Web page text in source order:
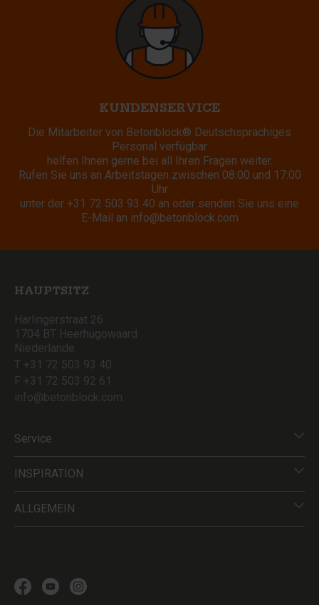
KUNDENSERVICE
Die Mitarbeiter von Betonblock® Deutschsprachiges
Personal verfügbar
helfen Ihnen gerne bei all Ihren Fragen weiter.
Rufen Sie uns an Arbeitstagen zwischen 08:00 und 17:00
Uhr
unter der +31 72 503 93 40 an oder senden Sie uns eine
E-Mail an info@betonblock.com
HAUPTSITZ
Harlingerstraat 26
1704 BT Heerhugowaard
Niederlande
T +31 72 503 93 40
F +31 72 503 92 61
info@betonblock.com
Service
INSPIRATION
ALLGEMEIN